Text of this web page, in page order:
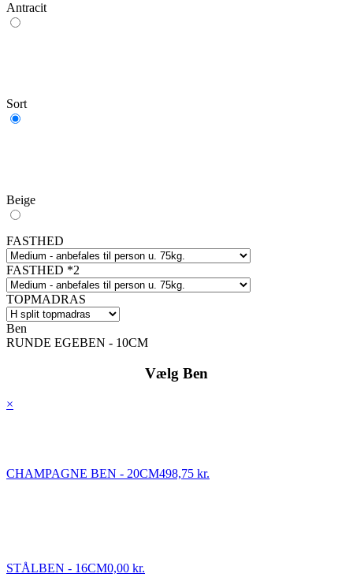
Antracit
Sort
Beige
FASTHED
FASTHED *2
TOPMADRAS
Ben
RUNDE EGEBEN - 10CM
Vælg Ben
×
CHAMPAGNE BEN - 20CM498,75 kr.
STÅLBEN - 16CM0,00 kr.